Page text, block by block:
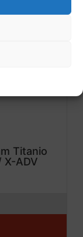
Titanio
X-ADV